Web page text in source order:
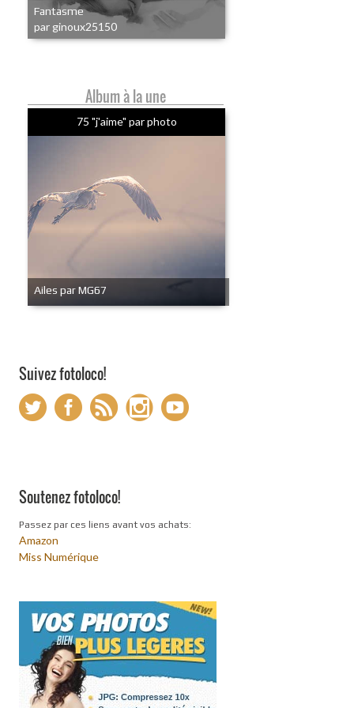
Fantasme
par ginoux25150
Album à la une
75 "j'aime" par photo
Ailes par MG67
Suivez fotoloco!
Soutenez fotoloco!
Passez par ces liens avant vos achats:
Amazon
Miss Numérique